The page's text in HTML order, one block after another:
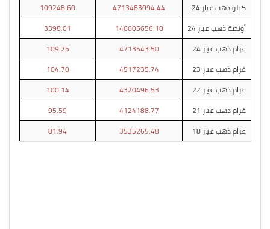
كيلو ذهب عيار 24 4713483094.44
109248.60
أونصة ذهب عيار 24
146605656.18
3398.01
غرام ذهب عيار 24
4713543.50
109.25
غرام ذهب عيار 23
4517235.74
104.70
غرام ذهب عيار 22
4320496.53
100.14
غرام ذهب عيار 21
4124188.77
95.59
غرام ذهب عيار 18
3535265.48
81.94